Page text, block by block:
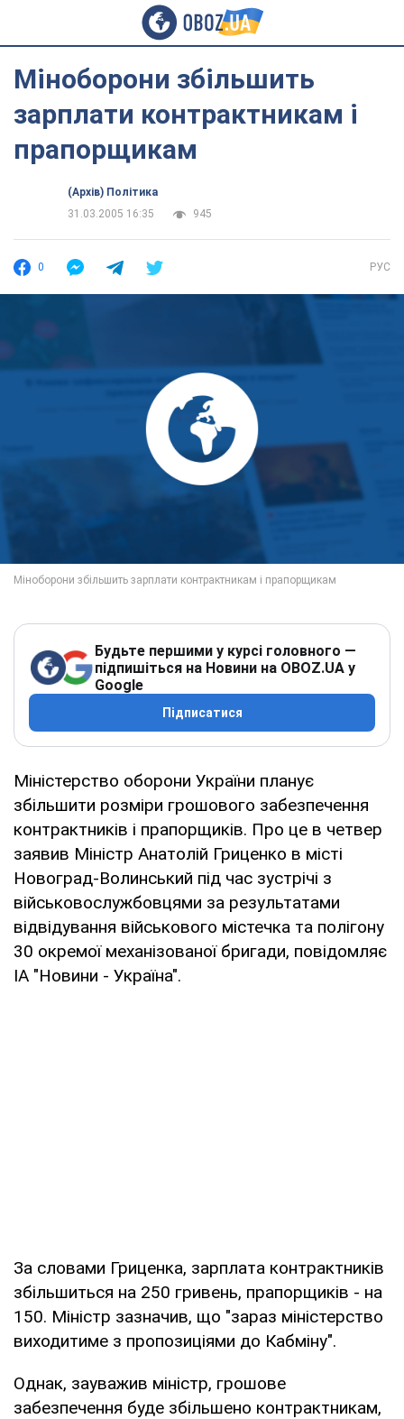
Міноборони збільшить
зарплати контрактникам і
прапорщикам
(Архів) Політика
31.03.2005 16:35
945
0 РУС
Будьте першими у курсі головного —
підпишіться на Новини на OBOZ.UA у
Google
Підписатися
Міністерство оборони України планує
збільшити розміри грошового забезпечення
контрактників і прапорщиків. Про це в четвер
заявив Міністр Анатолій Гриценко в місті
Новоград-Волинський під час зустрічі з
військовослужбовцями за результатами
відвідування військового містечка та полігону
30 окремої механізованої бригади, повідомляє
ІА "Новини - Україна".
За словами Гриценка, зарплата контрактників
збільшиться на 250 гривень, прапорщиків - на
150. Міністр зазначив, що "зараз міністерство
виходитиме з пропозиціями до Кабміну".
Однак, зауважив міністр, грошове
забезпечення буде збільшено контрактникам,